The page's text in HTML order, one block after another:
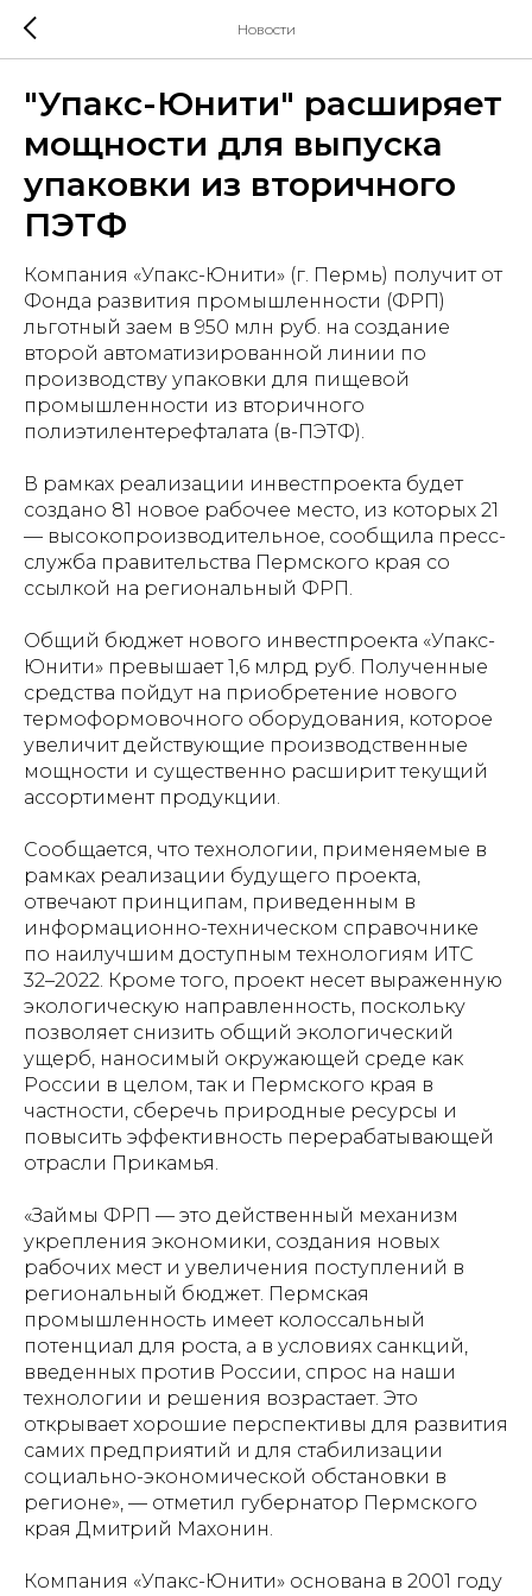
Новости
"Упакс-Юнити" расширяет
мощности для выпуска
упаковки из вторичного
ПЭТФ
Компания «Упакс-Юнити» (г. Пермь) получит от
Фонда развития промышленности (ФРП)
льготный заем в 950 млн руб. на создание
второй автоматизированной линии по
производству упаковки для пищевой
промышленности из вторичного
полиэтилентерефталата (в-ПЭТФ).
В рамках реализации инвестпроекта будет
создано 81 новое рабочее место, из которых 21
— высокопроизводительное, сообщила пресс-
служба правительства Пермского края со
ссылкой на региональный ФРП.
Общий бюджет нового инвестпроекта «Упакс-
Юнити» превышает 1,6 млрд руб. Полученные
средства пойдут на приобретение нового
термоформовочного оборудования, которое
увеличит действующие производственные
мощности и существенно расширит текущий
ассортимент продукции.
Сообщается, что технологии, применяемые в
рамках реализации будущего проекта,
отвечают принципам, приведенным в
информационно-техническом справочнике
по наилучшим доступным технологиям ИТС
32–2022. Кроме того, проект несет выраженную
экологическую направленность, поскольку
позволяет снизить общий экологический
ущерб, наносимый окружающей среде как
России в целом, так и Пермского края в
частности, сберечь природные ресурсы и
повысить эффективность перерабатывающей
отрасли Прикамья.
«Займы ФРП — это действенный механизм
укрепления экономики, создания новых
рабочих мест и увеличения поступлений в
региональный бюджет. Пермская
промышленность имеет колоссальный
потенциал для роста, а в условиях санкций,
введенных против России, спрос на наши
технологии и решения возрастает. Это
открывает хорошие перспективы для развития
самих предприятий и для стабилизации
социально-экономической обстановки в
регионе», — отметил губернатор Пермского
края Дмитрий Махонин.
Компания «Упакс-Юнити» основана в 2001 году